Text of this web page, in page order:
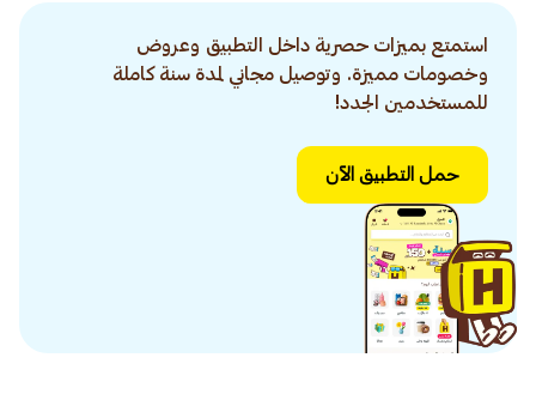
استمتع بميزات حصرية داخل التطبيق وعروض
وخصومات مميزة. وتوصيل مجاني لمدة سنة كاملة
للمستخدمين الجدد!
حمل التطبيق الآن